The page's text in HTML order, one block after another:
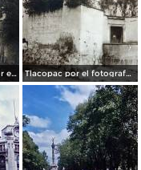
La presa de Tizapan por el fotografo Fernando Kososky. ( Circulada el 22 de Diembre de 1910 ). Tlacopac por el fotografo Hugo Brehme.